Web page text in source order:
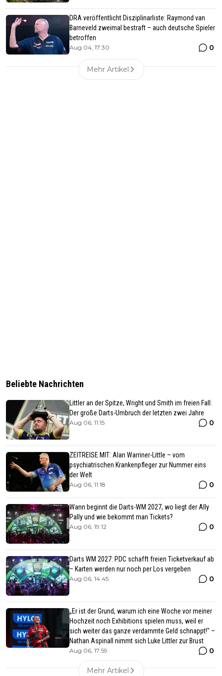
DRA veröffentlicht Disziplinarliste: Raymond van
Barneveld zweimal bestraft – auch deutsche Spieler
betroffen
Aug 04, 17:30 0
Mehr Artikel
Beliebte Nachrichten
Littler an der Spitze, Wright und Smith im freien Fall:
Der große Darts-Umbruch der letzten zwei Jahre
Aug 06, 11:15 0
ZEITREISE MIT: Alan Warriner-Little – vom
psychiatrischen Krankenpfleger zur Nummer eins
der Welt
Aug 06, 11:18 0
Wann beginnt die Darts-WM 2027, wo liegt der Ally
Pally und wie bekommt man Tickets?
Aug 06, 19:12 0
Darts WM 2027: PDC schafft freien Ticketverkauf ab
– Karten werden nur noch per Los vergeben
Aug 06, 14:45 0
„Er ist der Grund, warum ich eine Woche vor meiner
Hochzeit noch Exhibitions spielen muss, weil er
sich weiter das ganze verdammte Geld schnappt!" –
Nathan Aspinall nimmt sich Luke Littler zur Brust
Aug 06, 17:59 0
Mehr Artikel